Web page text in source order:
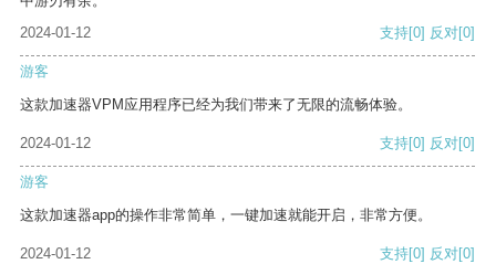
2024-01-12
支持[0] 反对[0]
游客
这款加速器VPM应用程序已经为我们带来了无限的流畅体验。
2024-01-12 支持[0] 反对[0]
游客
这款加速器app的操作非常简单，一键加速就能开启，非常方便。
2024-01-12 支持[0] 反对[0]